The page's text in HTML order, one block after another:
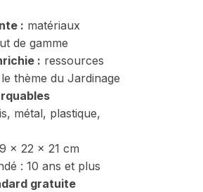
: matériaux
de gamme
: ressources
thème du Jardinage
métal, plastique,
x 22 x 21 cm
: 10 ans et plus
gratuite